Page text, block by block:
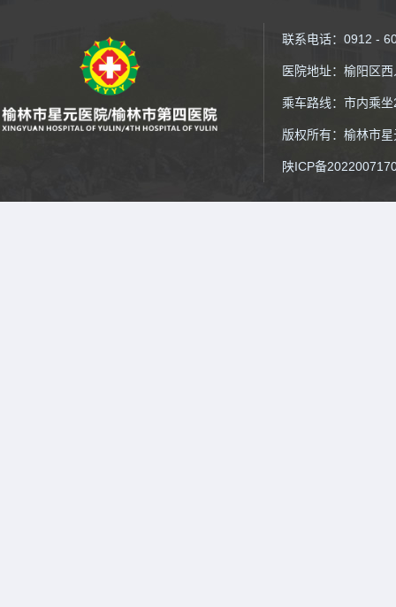
联系电话：0912 -
医院地址：榆阳区
乘车路线：市内乘
版权所有：榆林市
陕ICP备